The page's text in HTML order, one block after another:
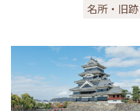
名所・旧跡